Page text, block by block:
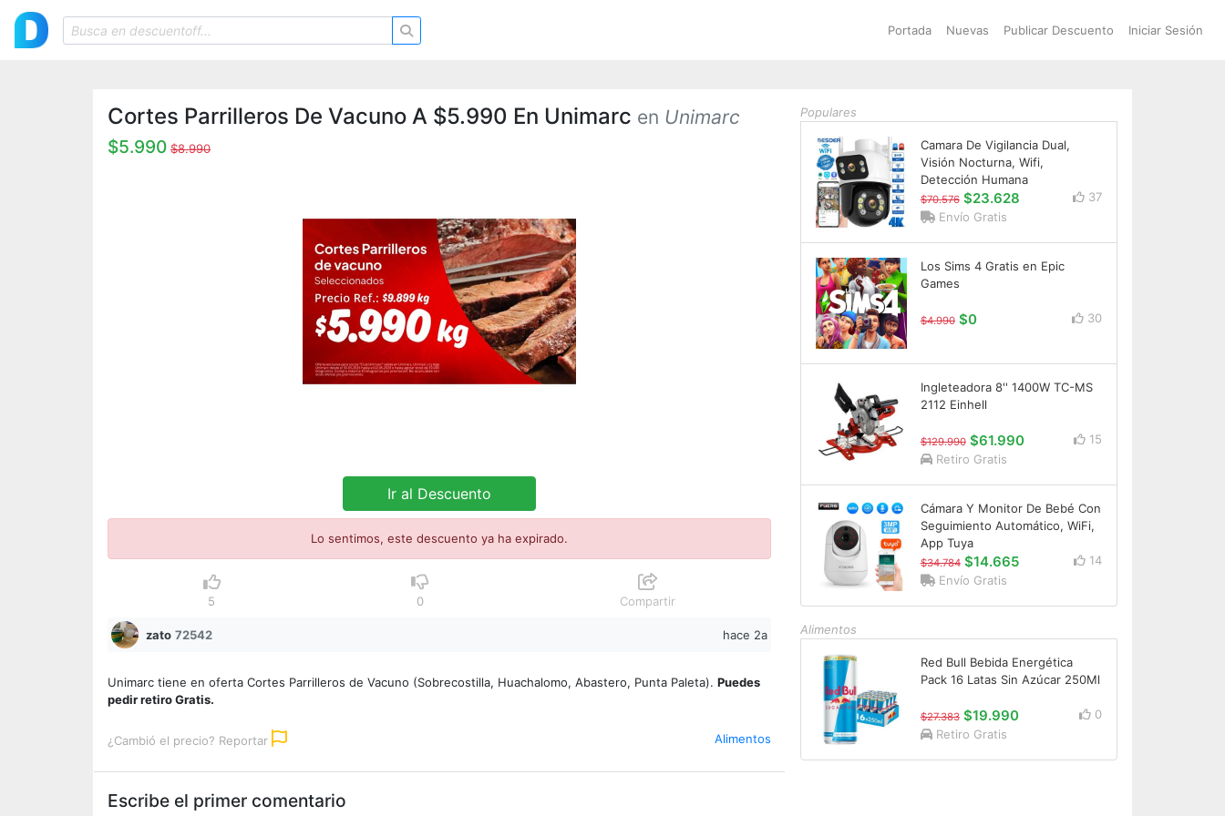
Portada Nuevas Publicar Descuento Iniciar Sesión
Cortes Parrilleros De Vacuno A $5.990 En Unimarc en Unimarc
$5.990 $8.990
Ir al Descuento
Lo sentimos, este descuento ya ha expirado.
5 0 Compartir
zato 72542 hace 2a
Unimarc tiene en oferta Cortes Parrilleros de Vacuno (Sobrecostilla, Huachalomo, Abastero, Punta Paleta). Puedes
pedir retiro Gratis.
¿Cambió el precio? Reportar Alimentos
Escribe el primer comentario
Populares
Camara De Vigilancia Dual,
Visión Nocturna, Wifi,
Detección Humana
$70.576 $23.628
37
Envío Gratis
Los Sims 4 Gratis en Epic
Games
$4.990 $0 30
Ingleteadora 8'' 1400W TC-MS
2112 Einhell
$129.990 $61.990
15
Retiro Gratis
Cámara Y Monitor De Bebé Con
Seguimiento Automático, WiFi,
App Tuya
$34.784 $14.665
14
Envío Gratis
Alimentos
Red Bull Bebida Energética
Pack 16 Latas Sin Azúcar 250Ml
$27.383 $19.990
0
Retiro Gratis